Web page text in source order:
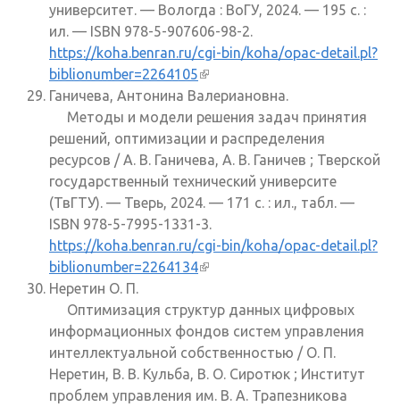
университет. — Вологда : ВоГУ, 2024. — 195 с. :
ил. — ISBN 978-5-907606-98-2.
https://koha.benran.ru/cgi-bin/koha/opac-detail.pl?
biblionumber=2264105(внешняя ссылка)
Ганичева, Антонина Валериановна.
Методы и модели решения задач принятия
решений, оптимизации и распределения
ресурсов / А. В. Ганичева, А. В. Ганичев ; Тверской
государственный технический университе
(ТвГТУ). — Тверь, 2024. — 171 с. : ил., табл. —
ISBN 978-5-7995-1331-3.
https://koha.benran.ru/cgi-bin/koha/opac-detail.pl?
biblionumber=2264134(внешняя ссылка)
Неретин О. П.
Оптимизация структур данных цифровых
информационных фондов систем управления
интеллектуальной собственностью / О. П.
Неретин, В. В. Кульба, В. О. Сиротюк ; Институт
проблем управления им. В. А. Трапезникова